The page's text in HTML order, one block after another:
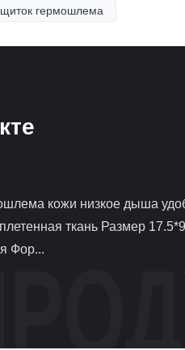
гермошлема
ткань Размер
Фор...